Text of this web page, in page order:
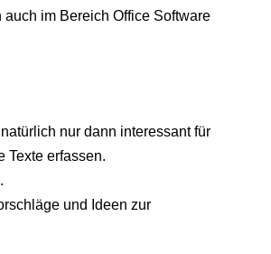
im Bereich Office Software
nur dann interessant für
Texte erfassen.
und Ideen zur